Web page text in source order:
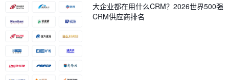
大企业都在用什么CRM？2026世界500强
CRM供应商排名